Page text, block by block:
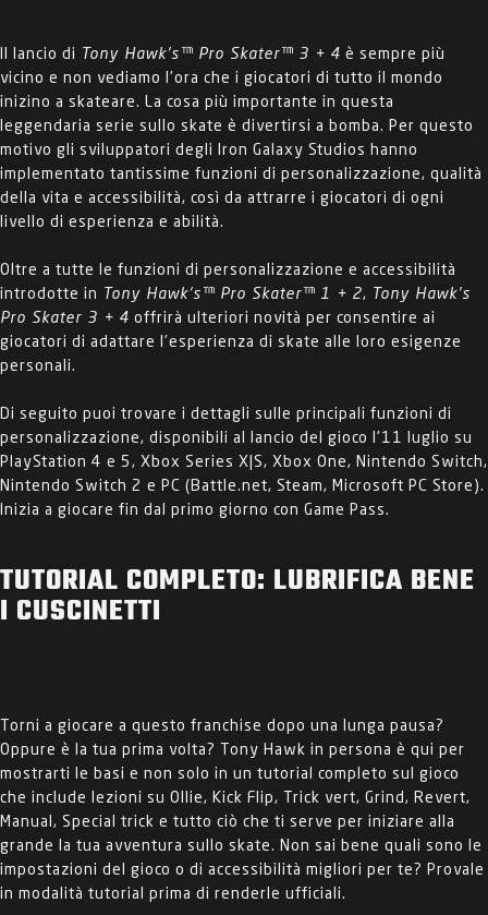
Il lancio di Tony Hawk's™ Pro Skater™ 3 + 4 è sempre più
vicino e non vediamo l'ora che i giocatori di tutto il mondo
inizino a skateare. La cosa più importante in questa
leggendaria serie sullo skate è divertirsi a bomba. Per questo
motivo gli sviluppatori degli Iron Galaxy Studios hanno
implementato tantissime funzioni di personalizzazione, qualità
della vita e accessibilità, così da attrarre i giocatori di ogni
livello di esperienza e abilità.
Oltre a tutte le funzioni di personalizzazione e accessibilità
introdotte in
Tony Hawk's™ Pro Skater™ 1 + 2, Tony Hawk's
Pro Skater 3 + 4 offrirà ulteriori novità per consentire ai
giocatori di adattare l'esperienza di skate alle loro esigenze
personali.
Di seguito puoi trovare i dettagli sulle principali funzioni di
personalizzazione, disponibili al lancio del gioco l'11 luglio su
PlayStation 4 e 5, Xbox Series X|S, Xbox One, Nintendo Switch,
Nintendo Switch 2 e PC (Battle.net, Steam, Microsoft PC Store).
Inizia a giocare fin dal primo giorno con Game Pass.
TUTORIAL COMPLETO: LUBRIFICA BENE
I CUSCINETTI
Torni a giocare a questo franchise dopo una lunga pausa?
Oppure è la tua prima volta? Tony Hawk in persona è qui per
mostrarti le basi e non solo in un tutorial completo sul gioco
che include lezioni su Ollie, Kick Flip, Trick vert, Grind, Revert,
Manual, Special trick e tutto ciò che ti serve per iniziare alla
grande la tua avventura sullo skate. Non sai bene quali sono le
impostazioni del gioco o di accessibilità migliori per te? Provale
in modalità tutorial prima di renderle ufficiali.